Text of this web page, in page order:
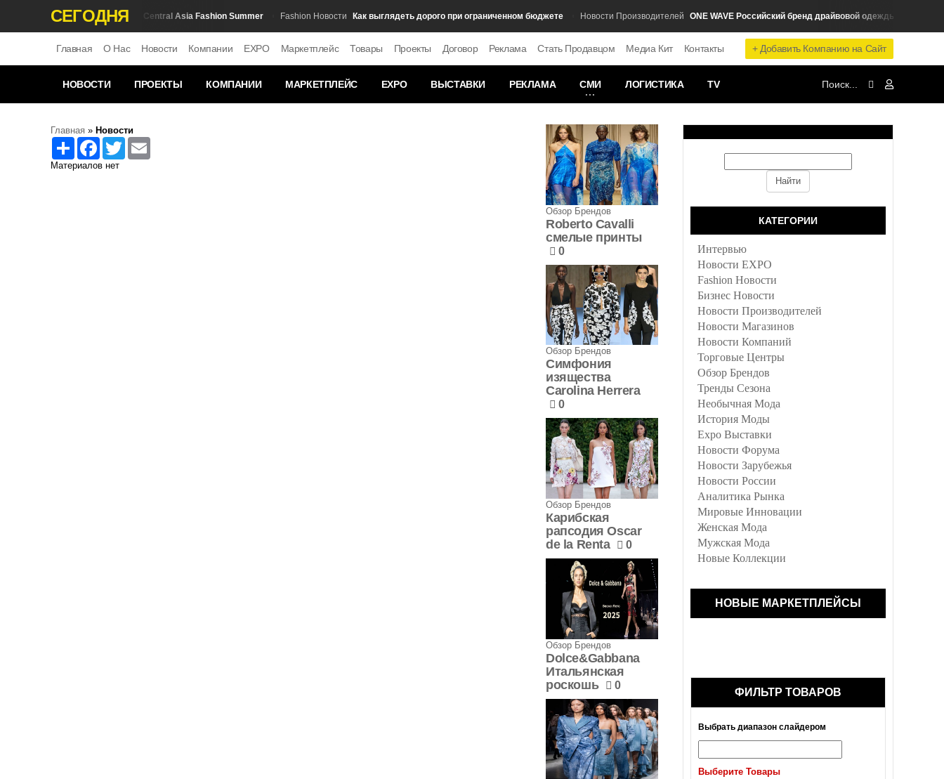
СЕГОДНЯ
Fashion Новости Expo Central Asia Fashion Summer Fashion Новости Как выглядеть дорого при ограниченном бюджете Новости Производителей ONE WAVE Российский бренд драйвовой одежды
+ Добавить Компанию на Сайт
Главная О Нас Новости Компании EXPO Маркетплейс Товары Проекты Договор Реклама Стать Продавцом Медиа Кит Контакты
НОВОСТИ ПРОЕКТЫ КОМПАНИИ МАРКЕТПЛЕЙС EXPO ВЫСТАВКИ РЕКЛАМА СМИ ЛОГИСТИКА TV
Главная » Новости
Share FacebookTwitter
Материалов нет
Обзор Брендов
Roberto Cavalli
смелые принты
0
Обзор Брендов
Симфония
изящества
Carolina Herrera
0
Обзор Брендов
Карибская
рапсодия Oscar
de la Renta
0
Обзор Брендов
Dolce&Gabbana
Итальянская
роскошь
0
КАТЕГОРИИ
Интервью
Новости EXPO
Fashion Новости
Бизнес Новости
Новости Производителей
Новости Магазинов
Новости Компаний
Торговые Центры
Обзор Брендов
Тренды Сезона
Необычная Мода
История Моды
Expo Выставки
Новости Форума
Новости Зарубежья
Новости России
Аналитика Рынка
Мировые Инновации
Женская Мода
Мужская Мода
Новые Коллекции
НОВЫЕ МАРКЕТПЛЕЙСЫ
ФИЛЬТР ТОВАРОВ
Выбрать диапазон слайдером
Выберите Товары